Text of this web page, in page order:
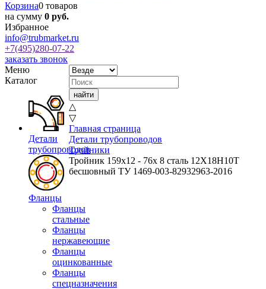
Корзина0 товаров
на сумму 0 руб.
Избранное
info@trubmarket.ru
+7(495)280-07-22
заказать звонок
Меню
Каталог
Детали
трубопроводов
Фланцы
Фланцы
стальные
Фланцы
нержавеющие
Фланцы
оцинкованные
Фланцы
спецназначения
△
▽
Главная страница
Детали трубопроводов
Тройники
Тройник 159х12 - 76х 8 сталь 12Х18Н10Т
бесшовный ТУ 1469-003-82932963-2016